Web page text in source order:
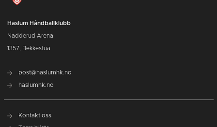
Haslum Håndballklubb
Nadderud Arena
1357, Bekkestua
post@haslumhk.no
haslumhk.no
Kontakt oss